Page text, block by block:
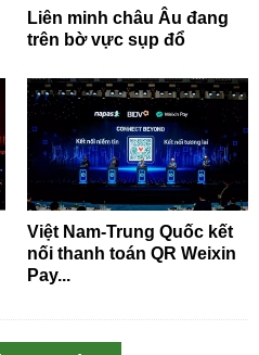
Liên minh châu Âu đang
trên bờ vực sụp đổ
Việt Nam-Trung Quốc kết
nối thanh toán QR Weixin
Pay...